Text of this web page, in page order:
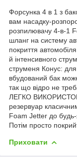
Форсунка 4 в 1 з
вам насадку-
розпилювачу 4-в-1
шланг на систему
покриття
й інтенсивного
струменя Конус:
вбудований бак
так що відро не
ЛЕГКО
резервуар
Foam Jetter до
Потім просто
Приховати